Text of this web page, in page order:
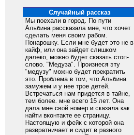
Случайный рассказ
Мы поехали в город. По пути
Альбина рассказала мне, что хочет
сделать меня своим рабом.
Понарошку. Если мне будет это не в
кайф, или она зайдет слишком
далеко, можно будет сказать стоп-
слово. "Медуза". Произнеся эту
"медузу" можно будет прекратить
это. Проблема в том, что Альбина
замужем и у нее трое детей.
Встречаться нам придется в тайне,
тем более. мне всего 15 лет. Она
дала мне свой номер и сказала как
найти вконтакте ее страницу.
Настоящую и фейк с которой она
развратничает и сидит в разного